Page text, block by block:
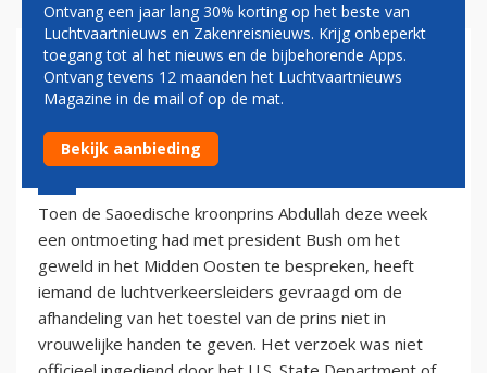
GEEN VROUWLIJKE
LUCHTVERKEERSLEIDER
27 april 2002 - 2:00
Toen de Saoedische kroonprins Abdullah deze week
een ontmoeting had met president Bush om het
geweld in het Midden Oosten te bespreken, heeft
iemand de luchtverkeersleiders gevraagd om de
afhandeling van het toestel van de prins niet in
vrouwelijke handen te geven. Het verzoek was niet
Ontvang een jaar lang 30% korting op het beste van
Luchtvaartnieuws en Zakenreisnieuws. Krijg onbeperkt
toegang tot al het nieuws en de bijbehorende Apps.
Ontvang tevens 12 maanden het Luchtvaartnieuws
Magazine in de mail of op de mat.
Bekijk aanbieding